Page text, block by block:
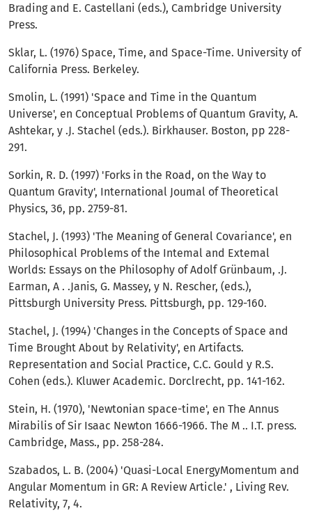
Brading and E. Castellani (eds.), Cambridge University
Press.
Sklar, L. (1976) Space, Time, and Space-Time. Uni­versity of
California Press. Berkeley.
Smolin, L. (1991) 'Space and Time in the Quan­tum
Universe', en Conceptual Problems of Quantum Gravity, A.
Ashtekar, y .J. Stachel (eds.). Birkhauser. Boston, pp 228-
291.
Sorkin, R. D. (1997) 'Forks in the Road, on the Way to
Quantum Gravity', International Joumal of Theoretical
Physics, 36, pp. 2759-81.
Stachel, J. (1993) 'The Meaning of General Covari­ance', en
Philosophical Problems of the Intemal and Extemal
Worlds: Essays on the Philosophy of Adolf Grünbaum, .J.
Earman, A . .Janis, G. Massey, y N. Rescher, (eds.),
Pittsburgh University Press. Pitts­burgh, pp. 129-160.
Stachel, J. (1994) 'Changes in the Concepts of Space and
Time Brought About by Relativity', en Arti­facts.
Representation and Social Practice, C.C. Gould y R.S.
Cohen (eds.). Kluwer Academic. Dorclrecht, pp. 141-162.
Stein, H. (1970), 'Newtonian space-time', en The Annus
Mirabilis of Sir Isaac Newton 1666-1966. The M .. I.T. press.
Cambridge, Mass., pp. 258-284.
Szabados, L. B. (2004) 'Quasi-Local Energy­Momentum and
Angular Momentum in GR: A Re­view Article.' , Living Rev.
Relativity, 7, 4.